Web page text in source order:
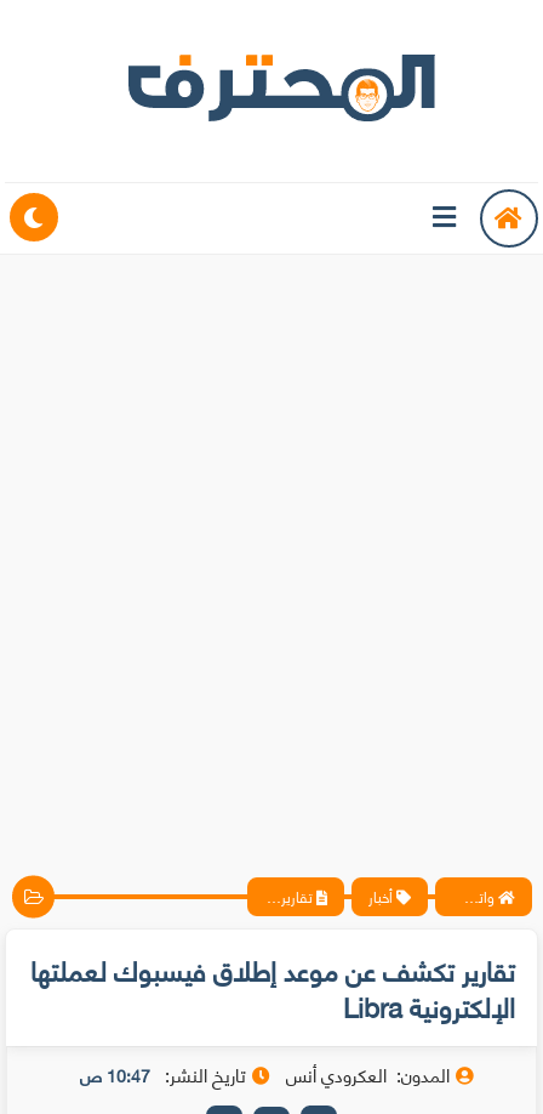
واتس آب ، فيسبوك ، أنترنت ، شروحات تقنية حصرية - المحترف أخبار تقارير تكشف عن موعد إطلاق فيسبوك لعملتها الإلكترونية Libra
تقارير تكشف عن موعد إطلاق فيسبوك لعملتها
الإلكترونية Libra
المدون: العكرودي أنس تاريخ النشر: 10:47 ص